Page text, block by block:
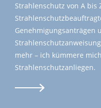
Strahlenschutz von A bis
Genehmigungsanträgen
mehr – ich kümmere
Strahlenschutzanliegen.